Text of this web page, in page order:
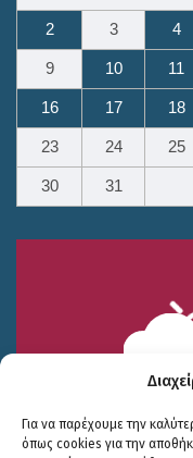
Για να παρέχουμε την
όπως cookies για την
2 3 4
9 10 11
16 17 18
23 24 25
30 31